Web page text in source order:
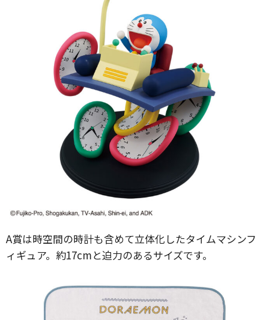
A賞は時空間の時計も含めて立体化したタイムマシンフ
ィギュア。約17cmと迫力のあるサイズです。